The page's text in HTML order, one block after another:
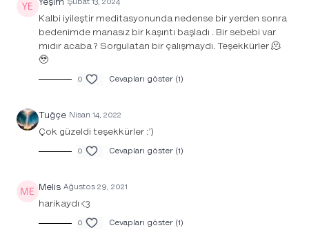
Kalbi iyileştir meditasyonunda nedense bir yerden sonra
bedenimde manasız bir kaşıntı başladı . Bir sebebi var
mıdır acaba ? Sorgulatan bir çalışmaydı. Teşekkürler 🫠
🥹
0 Cevapları göster (1)
Tuğçe Nisan 14, 2022
Çok güzeldi teşekkürler :’)
0 Cevapları göster (1)
Melis Ağustos 29, 2021
harikaydı <3
0 Cevapları göster (1)